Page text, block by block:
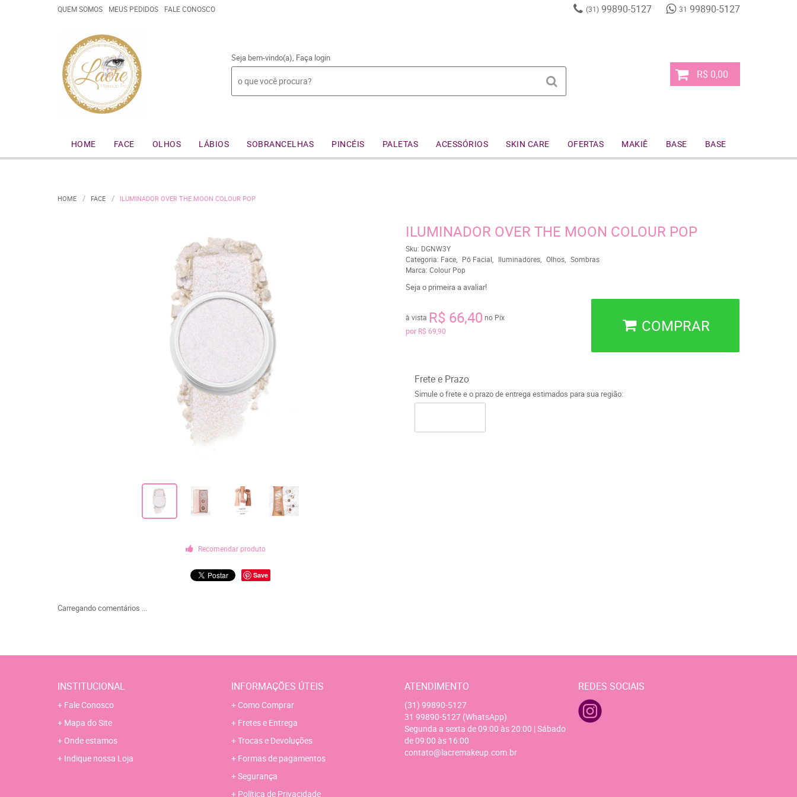
QUEM SOMOS MEUS PEDIDOS FALE CONOSCO (31)99890-5127 31 99890-5127
Seja bem-vindo(a), Faça login
R$ 0,00
HOME FACE OLHOS LÁBIOS SOBRANCELHAS PINCÉIS PALETAS ACESSÓRIOS SKIN CARE OFERTAS MAKIÊ BASE BASE
HOME FACE ILUMINADOR OVER THE MOON COLOUR POP
Recomendar produto
Save
ILUMINADOR OVER THE MOON COLOUR POP
Sku: DGNW3Y
Categoria: Face Pó Facial Iluminadores Olhos
Sombras
Marca: Colour Pop
Seja o primeira a avaliar!
à vista R$ 66,40 no Pix
por R$ 69,90 COMPRAR
Frete e Prazo
Simule o frete e o prazo de entrega estimados para sua região:
Carregando comentários ...
INSTITUCIONAL
Fale Conosco
Mapa do Site
Onde estamos
Indique nossa Loja
INFORMAÇÕES ÚTEIS
Como Comprar
Fretes e Entrega
Trocas e Devoluções
Formas de pagamentos
Segurança
Política de Privacidade
ATENDIMENTO
(31) 99890-5127
31 99890-5127 (WhatsApp)
Segunda a sexta de 09:00 às 20:00 | Sábado
de 09:00 às 16:00
contato@lacremakeup.com.br
REDES SOCIAIS